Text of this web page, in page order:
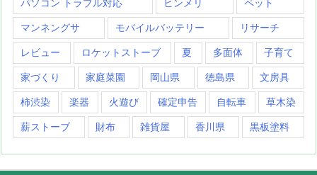
パソコン トラブル対応 ヒンメリ ペット
マンネングサ モバイルバッテリー リサーチ
レビュー ロケットストーブ 夏 多面体 子育て
家づくり 家庭菜園 岡山県 徳島県 文房具
柿渋染 楽器 火遊び 確定申告 自転車 草木染
薪ストーブ 財布 雑貨屋 香川県 黒板塗料